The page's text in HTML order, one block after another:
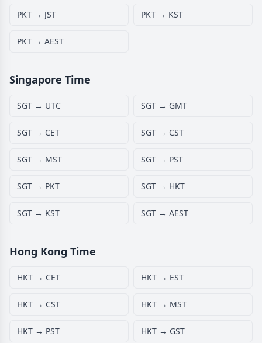
PKT → JST PKT → KST
PKT → AEST
Singapore Time
SGT → UTC SGT → GMT
SGT → CET SGT → CST
SGT → MST SGT → PST
SGT → PKT SGT → HKT
SGT → KST SGT → AEST
Hong Kong Time
HKT → CET HKT → EST
HKT → CST HKT → MST
HKT → PST HKT → GST